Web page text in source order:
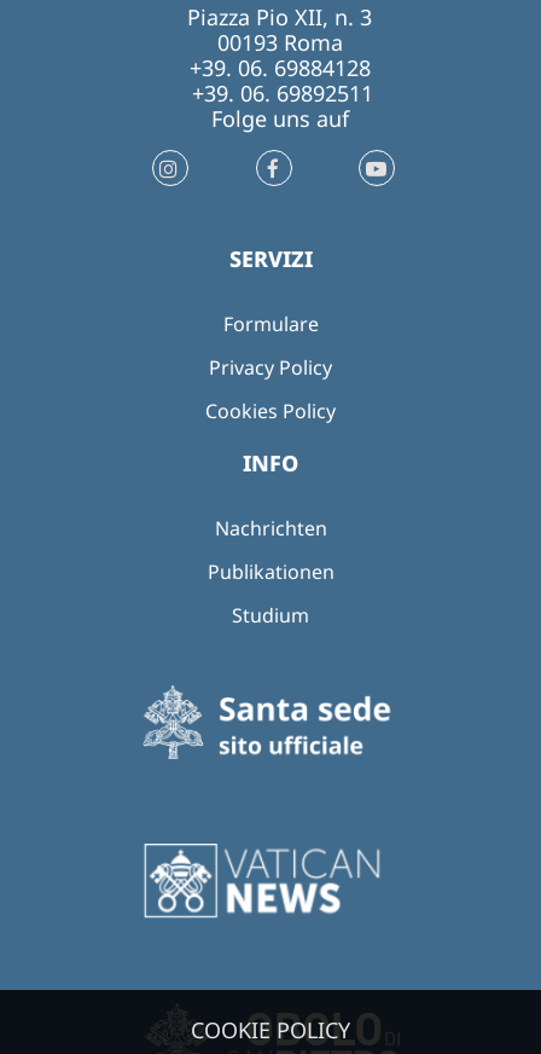
Piazza Pio XII, n. 3
00193 Roma
+39. 06. 69884128
+39. 06. 69892511
Folge uns auf
SERVIZI
Formulare
Privacy Policy
Cookies Policy
INFO
Nachrichten
Publikationen
Studium
COOKIE POLICY